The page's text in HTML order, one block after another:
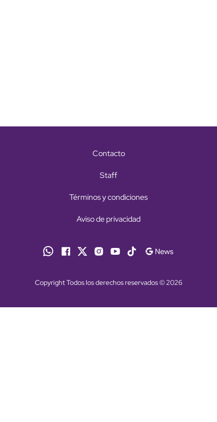
Contacto
Staff
Términos y condiciones
Aviso de privacidad
Copyright Todos los derechos reservados © 2026